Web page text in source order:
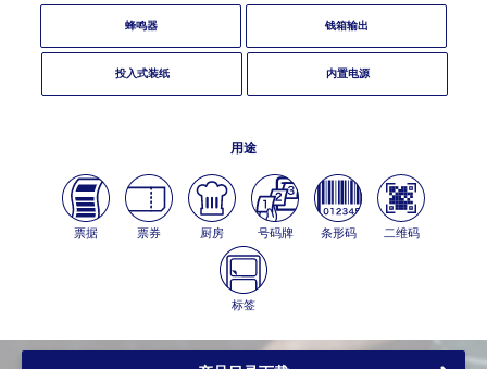
蜂鸣器 钱箱输出
投入式装纸 内置电源
用途
票据 票券 厨房 号码牌 条形码 二维码
标签